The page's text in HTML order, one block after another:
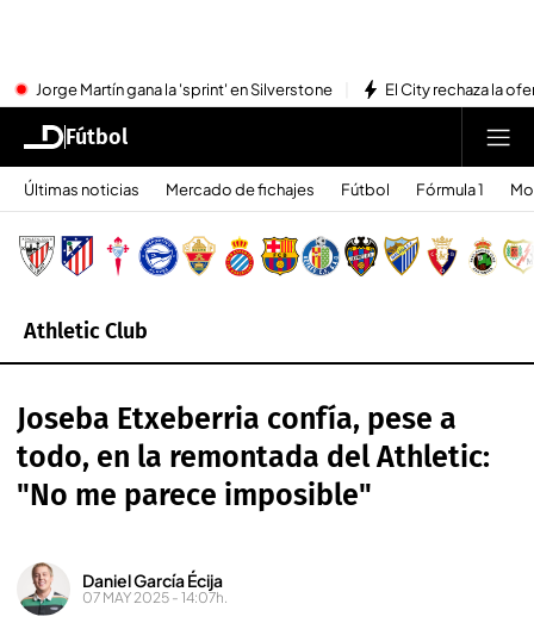
Jorge Martín gana la 'sprint' en Silverstone El City rechaza la
Fútbol
Últimas noticias Mercado de fichajes Fútbol Fórmula 1
Athletic Club
Joseba Etxeberria confía, pese a
todo, en la remontada del Athletic:
"No me parece imposible"
Daniel García Écija
07 MAY 2025 - 14:07h.